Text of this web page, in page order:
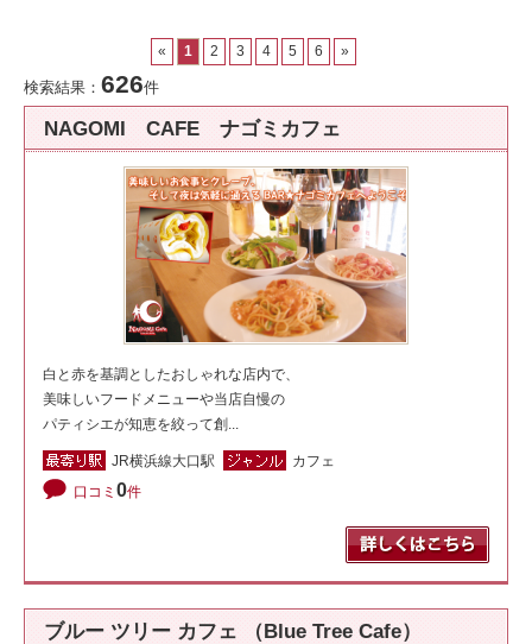
« 1 2 3 4 5 6 »
検索結果： 626件
NAGOMI CAFE ナゴミカフェ
白と赤を基調としたおしゃれな店内で、
美味しいフードメニューや当店自慢の
パティシエが知恵を絞って創...
JR横浜線大口駅
カフェ
口コミ 0件
ブルー ツリー カフェ （Blue Tree Cafe）